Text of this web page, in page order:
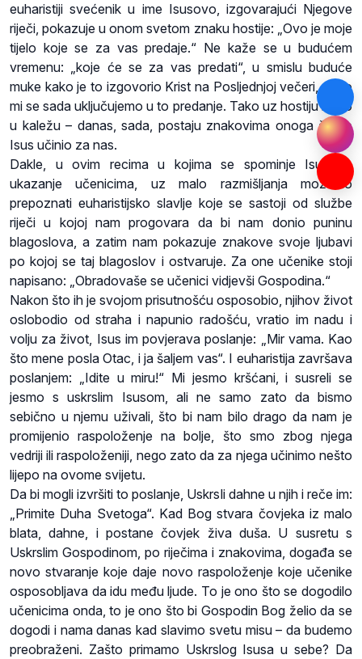
euharistiji svećenik u ime Isusovo, izgovarajući Njegove
riječi, pokazuje u onom svetom znaku hostije: „Ovo je moje
tijelo koje se za vas predaje.“ Ne kaže se u budućem
vremenu: „koje će se za vas predati“, u smislu buduće
muke kako je to izgovorio Krist na Posljednjoj večeri, nego
mi se sada uključujemo u to predanje. Tako uz hostiju i vino
u kaležu – danas, sada, postaju znakovima onoga što je
Isus učinio za nas.
Dakle, u ovim recima u kojima se spominje Isusovo
ukazanje učenicima, uz malo razmišljanja možemo
prepoznati euharistijsko slavlje koje se sastoji od službe
riječi u kojoj nam progovara da bi nam donio puninu
blagoslova, a zatim nam pokazuje znakove svoje ljubavi
po kojoj se taj blagoslov i ostvaruje. Za one učenike stoji
napisano: „Obradovaše se učenici vidjevši Gospodina.“
Nakon što ih je svojom prisutnošću osposobio, njihov život
oslobodio od straha i napunio radošću, vratio im nadu i
volju za život, Isus im povjerava poslanje: „Mir vama. Kao
što mene posla Otac, i ja šaljem vas“. I euharistija završava
poslanjem: „Idite u miru!“ Mi jesmo kršćani, i susreli se
jesmo s uskrslim Isusom, ali ne samo zato da bismo
sebično u njemu uživali, što bi nam bilo drago da nam je
promijenio raspoloženje na bolje, što smo zbog njega
vedriji ili raspoloženiji, nego zato da za njega učinimo nešto
lijepo na ovome svijetu.
Da bi mogli izvršiti to poslanje, Uskrsli dahne u njih i reče im:
„Primite Duha Svetoga“. Kad Bog stvara čovjeka iz malo
blata, dahne, i postane čovjek živa duša. U susretu s
Uskrslim Gospodinom, po riječima i znakovima, događa se
novo stvaranje koje daje novo raspoloženje koje učenike
osposobljava da idu među ljude. To je ono što se dogodilo
učenicima onda, to je ono što bi Gospodin Bog želio da se
dogodi i nama danas kad slavimo svetu misu – da budemo
preobraženi. Zašto primamo Uskrslog Isusa u sebe? Da